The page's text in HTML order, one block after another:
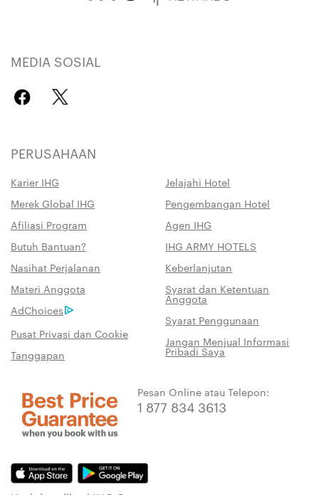
MEDIA SOSIAL
PERUSAHAAN
Karier IHG
Jelajahi Hotel
Merek Global IHG
Pengembangan Hotel
Afiliasi Program
Agen IHG
Butuh Bantuan?
IHG ARMY HOTELS
Nasihat Perjalanan
Keberlanjutan
Materi Anggota
Syarat dan Ketentuan
Anggota
AdChoices
Syarat Penggunaan
Pusat Privasi dan Cookie
Jangan Menjual Informasi
Pribadi Saya
Tanggapan
Pesan Online atau Telepon:
1 877 834 3613